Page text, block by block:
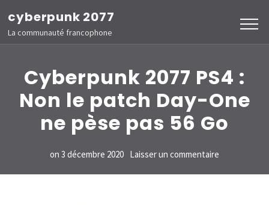
au
contenu
Entrée)
cyberpunk 2077
La communauté francophone
Cyberpunk 2077 PS4 :
Non le patch Day-One
ne pèse pas 56 Go
on 3 décembre 2020 Laisser un commentaire
Cyberpunk